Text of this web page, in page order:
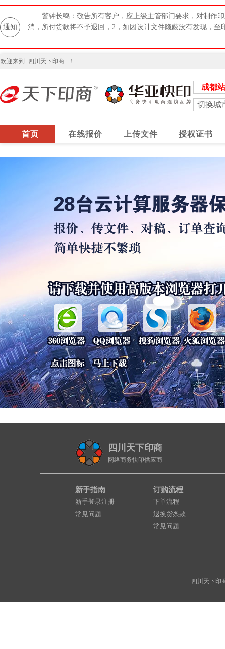
通知
警钟长鸣：敬告所有客户，应上级主管部门要求，对制作
消，所付货款将不予退回，2，如因设计文件隐蔽没有发现，
欢迎来到 四川天下印商 ！
成都站
切换城
首页 在线报价 上传文件 授权证书
四川天下印商
网络商务快印供应商
新手指南
新手登录注册
常见问题
订购流程
下单流程
退换货条款
常见问题
四川天下印